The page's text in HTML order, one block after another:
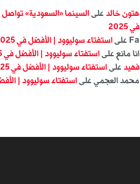
هتون خالد على السينما «السعودية»
في 2025
Fa على استفتاء سوليوود | الأفضل في 2025
انا مانع على استفتاء سوليوود | الأفضل في 2025
فهيد على استفتاء سوليوود | الأفضل في 2025
محمد العجمي علىاستفتاء سوليوود | الأفضل